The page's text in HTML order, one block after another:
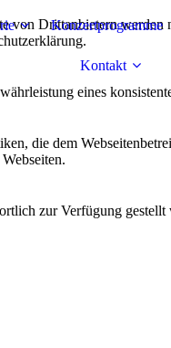
Konzertprogramme
Kontakt
von Drittanbietern
eines
die dem
zur Verfügung